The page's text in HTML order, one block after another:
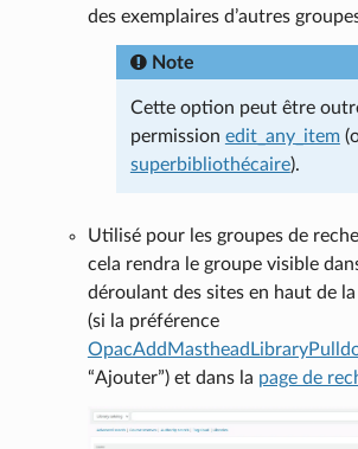
des exemplaires d’autres
Note
Cette option peut être
permission edit_any_item
superbibliothécaire).
Utilisé pour les groupes de
cela rendra le groupe visible
déroulant des sites en haut de la
(si la préférence
“Ajouter”) et dans la page de